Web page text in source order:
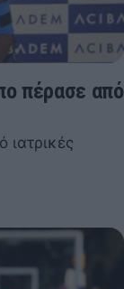
πέρασε από